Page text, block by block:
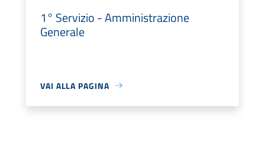
1° Servizio - Amministrazione
Generale
VAI ALLA PAGINA